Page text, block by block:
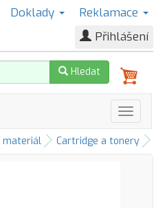
Doklady
Reklamace
Přihlášení
Hledat
materiál Cartridge a tonery